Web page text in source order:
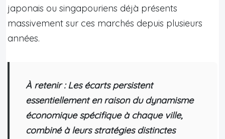
japonais ou singapouriens déjà présents
massivement sur ces marchés depuis plusieurs
années.
À retenir : Les écarts persistent
essentiellement en raison du dynamisme
économique spécifique à chaque ville,
combiné à leurs stratégies distinctes